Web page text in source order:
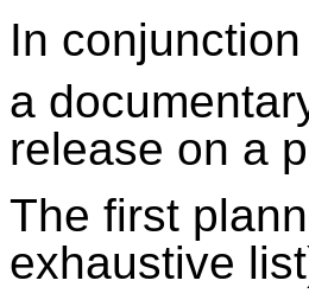
In
a
release on a
The first
exhaustive